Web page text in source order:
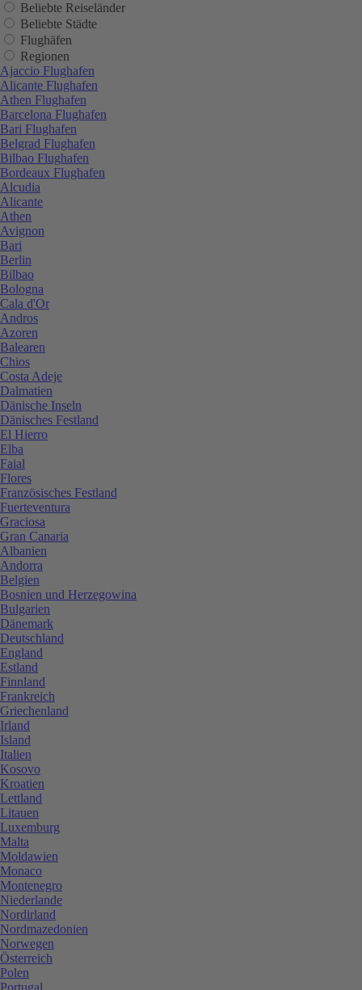
Beliebte Reiseländer
Beliebte Städte
Flughäfen
Regionen
Ajaccio Flughafen
Alicante Flughafen
Athen Flughafen
Barcelona Flughafen
Bari Flughafen
Belgrad Flughafen
Bilbao Flughafen
Bordeaux Flughafen
Alcudia
Alicante
Athen
Avignon
Bari
Berlin
Bilbao
Bologna
Cala d'Or
Andros
Azoren
Balearen
Chios
Costa Adeje
Dalmatien
Dänische Inseln
Dänisches Festland
El Hierro
Elba
Faial
Flores
Französisches Festland
Fuerteventura
Graciosa
Gran Canaria
Albanien
Andorra
Belgien
Bosnien und Herzegowina
Bulgarien
Dänemark
Deutschland
England
Estland
Finnland
Frankreich
Griechenland
Irland
Island
Italien
Kosovo
Kroatien
Lettland
Litauen
Luxemburg
Malta
Moldawien
Monaco
Montenegro
Niederlande
Nordirland
Nordmazedonien
Norwegen
Österreich
Polen
Portugal